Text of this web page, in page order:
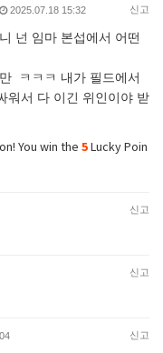
2025.07.18 15:32 신고
넌 임마 본섭에서 어떤
ㅋㅋㅋ 내가 필드에서
워서 다 이긴 위인이야 받
You win the 5Lucky Poin
신고
신고
신고